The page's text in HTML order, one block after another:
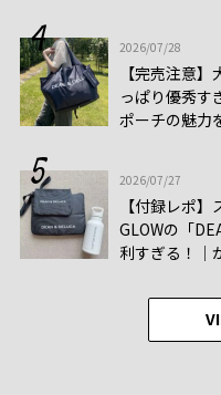
2026/07/28
【完売注意
っぱり優秀す
ポーチの魅力
2026/07/27
【付録レポ
GLOWの「
利すぎる！│